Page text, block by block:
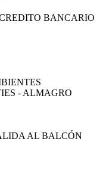
BANCARIO
- ALMAGRO
AL BALCÓN